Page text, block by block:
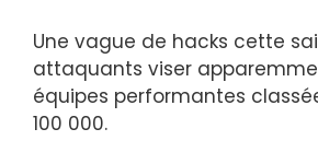
Une vague de hacks cette
attaquants viser
équipes performantes
100 000.